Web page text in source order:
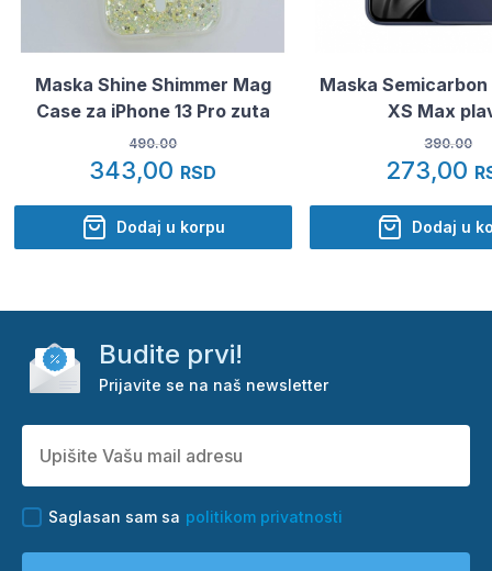
Maska Shine Shimmer Mag
Case za iPhone 13 Pro zuta
490.00
343,00 RSD
Dodaj u korpu
Maska Semicarbon
XS Max
390.00
273,00
Dodaj u
Budite prvi!
Prijavite se na naš newsletter
Saglasan sam sa politikom privatnosti